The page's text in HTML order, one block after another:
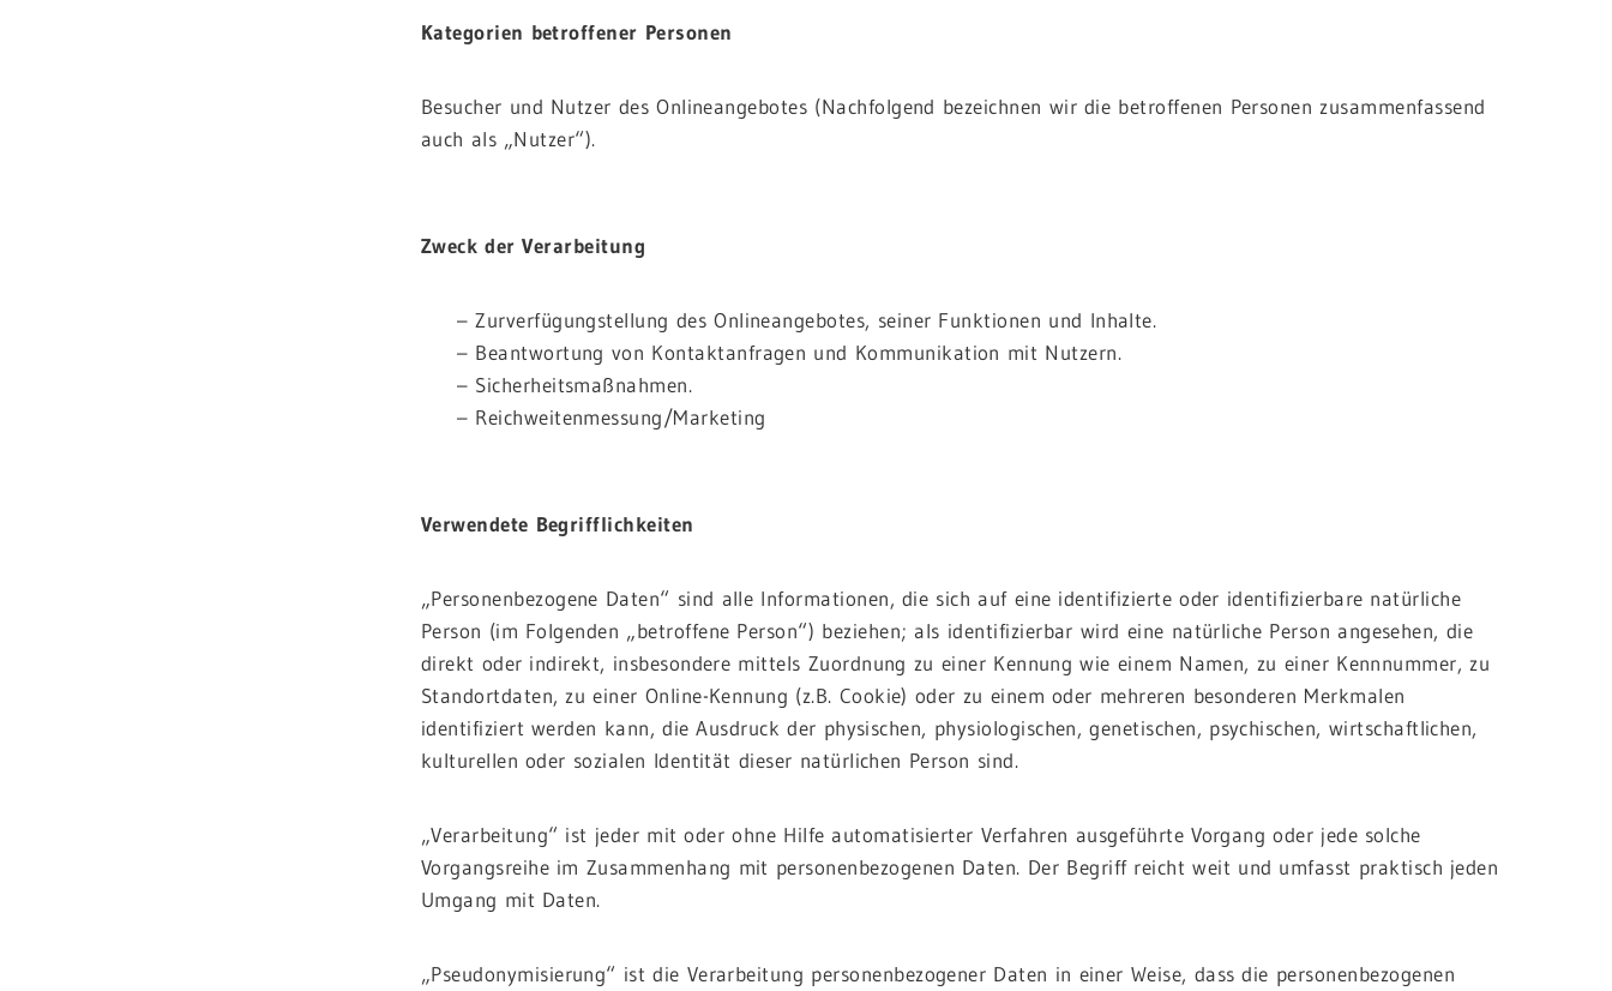
Kategorien betroffener Personen
Besucher und Nutzer des Onlineangebotes (Nachfolgend bezeichnen wir die betroffenen Personen zusammenfassend
auch als „Nutzer“).
Zweck der Verarbeitung
– Zurverfügungstellung des Onlineangebotes, seiner Funktionen und Inhalte.
– Beantwortung von Kontaktanfragen und Kommunikation mit Nutzern.
– Sicherheitsmaßnahmen.
– Reichweitenmessung/Marketing
Verwendete Begrifflichkeiten
„Personenbezogene Daten“ sind alle Informationen, die sich auf eine identifizierte oder identifizierbare natürliche
Person (im Folgenden „betroffene Person“) beziehen; als identifizierbar wird eine natürliche Person angesehen, die
direkt oder indirekt, insbesondere mittels Zuordnung zu einer Kennung wie einem Namen, zu einer Kennnummer, zu
Standortdaten, zu einer Online-Kennung (z.B. Cookie) oder zu einem oder mehreren besonderen Merkmalen
identifiziert werden kann, die Ausdruck der physischen, physiologischen, genetischen, psychischen, wirtschaftlichen,
kulturellen oder sozialen Identität dieser natürlichen Person sind.
„Verarbeitung“ ist jeder mit oder ohne Hilfe automatisierter Verfahren ausgeführte Vorgang oder jede solche
Vorgangsreihe im Zusammenhang mit personenbezogenen Daten. Der Begriff reicht weit und umfasst praktisch jeden
Umgang mit Daten.
„Pseudonymisierung“ ist die Verarbeitung personenbezogener Daten in einer Weise, dass die personenbezogenen